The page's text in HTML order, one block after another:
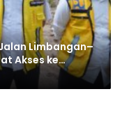
Limbangan–
Akses ke